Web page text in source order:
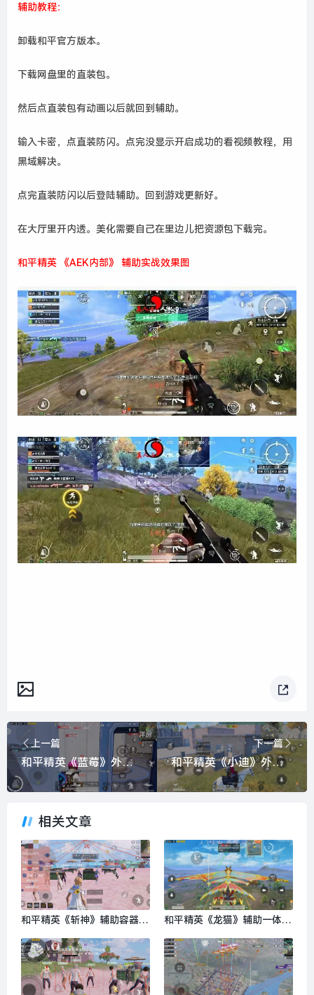
辅助教程：
卸载和平官方版本。
下载网盘里的直装包。
然后点直装包有动画以后就回到辅助。
输入卡密，点直装防闪。点完没显示开启成功的看视频教程，用
黑域解决。
点完直装防闪以后登陆辅助。回到游戏更新好。
在大厅里开内透。美化需要自己在里边儿把资源包下载完。
和平精英 《AEK内部》 辅助实战效果图
上一篇
和平精英《蓝莓》外挂强势回归营救现在直装拉闸市场
下一篇
和平精英《小迪》外挂全网唯一独家裸奔内置防封的科技
相关文章
和平精英《斩神》辅助容器直
和平精英《龙猫》辅助一体直